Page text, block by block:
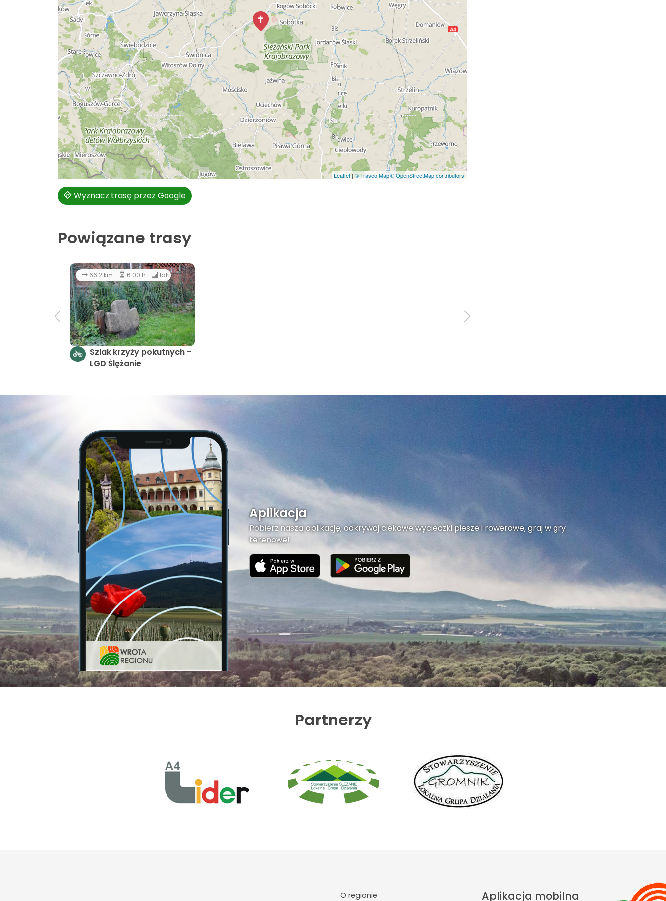
Leaflet| © Traseo Map© OpenStreetMap contributors
Wyznacz trasę przez Google
Powiązane trasy
66.2 km 6:00 h łatwy
Szlak krzyży pokutnych -
LGD Ślężanie
Aplikacja
Pobierz naszą aplikację, odkrywaj ciekawe wycieczki piesze i rowerowe, graj w gry
terenowe!
Partnerzy
O regionie
Aplikacja mobilna